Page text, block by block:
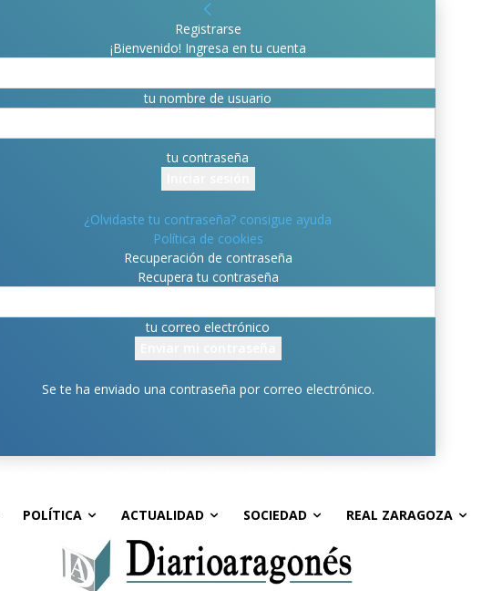
Registrarse
¡Bienvenido! Ingresa en tu cuenta
tu nombre de usuario
tu contraseña
¿Olvidaste tu contraseña? consigue ayuda
Política de cookies
Recuperación de contraseña
Recupera tu contraseña
tu correo electrónico
Se te ha enviado una contraseña por correo electrónico.
POLÍTICA ACTUALIDAD SOCIEDAD REAL ZARAGOZA